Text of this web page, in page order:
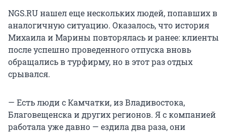
NGS.RU нашел еще нескольких людей, попавших в
аналогичную ситуацию. Оказалось, что история
Михаила и Марины повторялась и ранее: клиенты
после успешно проведенного отпуска вновь
обращались в турфирму, но в этот раз отдых
срывался.
— Есть люди с Камчатки, из Владивостока,
Благовещенска и других регионов. Я с компанией
работала уже давно — ездила два раза, они